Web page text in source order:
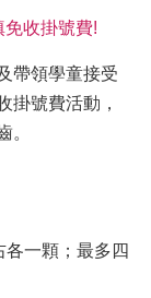
免收掛號費!
帶領學童接受
掛號費活動，
。
一顆；最多四